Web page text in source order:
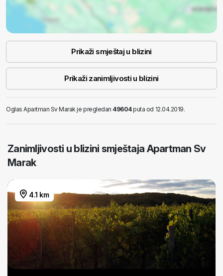
Prikaži smještaj u blizini
Prikaži zanimljivosti u blizini
Oglas Apartman Sv Marak je pregledan 49604puta od 12.04.2019.
Zanimljivosti u blizini smještaja Apartman Sv
Marak
4.1 km